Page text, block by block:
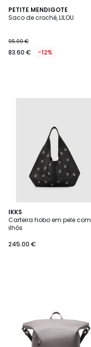
PETITE MENDIGOTE
Saco de croché, LILOU
95.00 €
83.60 € -12%
IKKS
Carteira hobo em pele com
ilhós
245.00 €